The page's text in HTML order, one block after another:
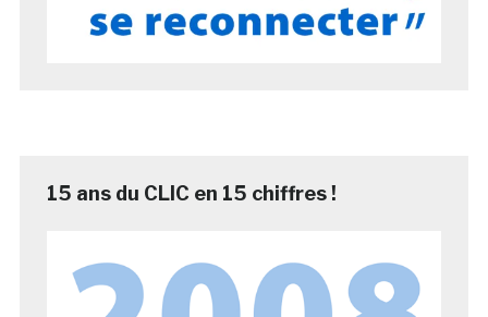
15 ans du CLIC en 15 chiffres !